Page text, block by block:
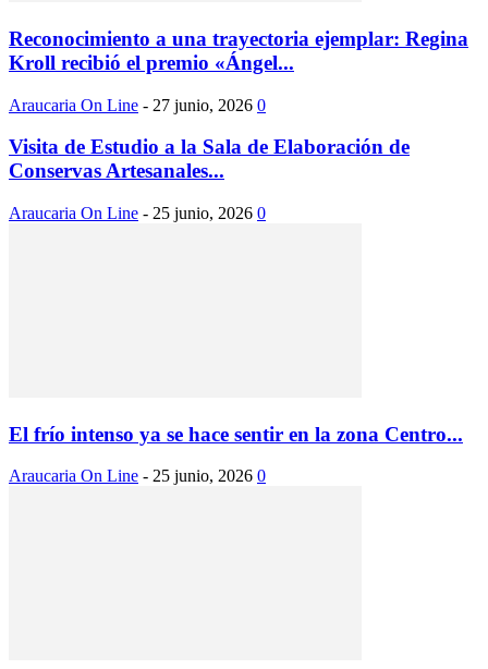
Reconocimiento a una trayectoria ejemplar: Regina
Kroll recibió el premio «Ángel...
Araucaria On Line - 27 junio, 2026 0
Visita de Estudio a la Sala de Elaboración de
Conservas Artesanales...
Araucaria On Line - 25 junio, 2026 0
El frío intenso ya se hace sentir en la zona Centro...
Araucaria On Line - 25 junio, 2026 0